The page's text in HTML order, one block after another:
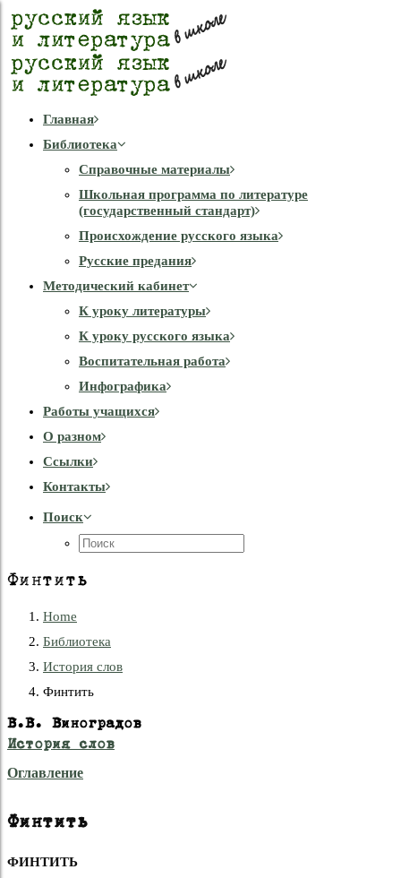
Главная
Библиотека
Справочные материалы
Школьная программа по литературе
(государственный стандарт)
Происхождение русского языка
Русские предания
Методический кабинет
К уроку литературы
К уроку русского языка
Воспитательная работа
Инфографика
Работы учащихся
О разном
Cсылки
Контакты
Поиск
Финтить
Home
Библиотека
История слов
Финтить
В.В. Виноградов
История слов
Оглавление
Финтить
ФИНТИТЬ